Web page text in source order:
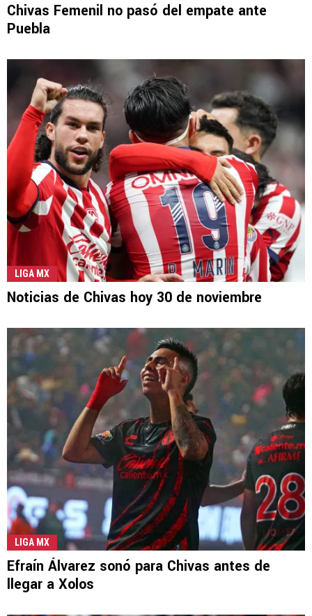
Chivas Femenil no pasó del empate ante
Puebla
LIGA MX
Noticias de Chivas hoy 30 de noviembre
LIGA MX
Efraín Álvarez sonó para Chivas antes de
llegar a Xolos